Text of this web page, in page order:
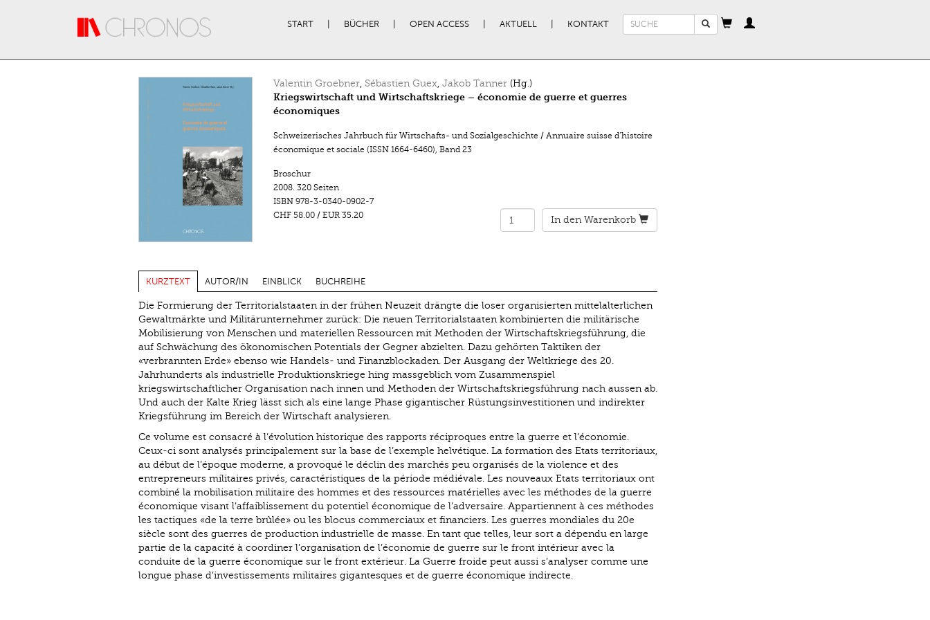
START BÜCHER OPEN ACCESS AKTUELL KONTAKT
Suchformular
Valentin Groebner, Sébastien Guex, Jakob Tanner(Hg.)
Kriegswirtschaft und Wirtschaftskriege – économie de guerre et guerres
économiques
Schweizerisches Jahrbuch für Wirtschafts- und Sozialgeschichte / Annuaire suisse d’histoire
économique et sociale (ISSN 1664-6460), Band 23
Broschur
2008. 320 Seiten
ISBN 978-3-0340-0902-7
CHF 58.00/ EUR 35.20 In den Warenkorb
KURZTEXT AUTOR/IN EINBLICK BUCHREIHE
Die Formierung der Territorialstaaten in der frühen Neuzeit drängte die loser organisierten mittelalterlichen
Gewaltmärkte und Militärunternehmer zurück: Die neuen Territorialstaaten kombinierten die militärische
Mobilisierung von Menschen und materiellen Ressourcen mit Methoden der Wirtschaftskriegsführung, die
auf Schwächung des ökonomischen Potentials der Gegner abzielten. Dazu gehörten Taktiken der
«verbrannten Erde» ebenso wie Handels- und Finanzblockaden. Der Ausgang der Weltkriege des 20.
Jahrhunderts als industrielle Produktionskriege hing massgeblich vom Zusammenspiel
kriegswirtschaftlicher Organisation nach innen und Methoden der Wirtschaftskriegsführung nach aussen ab.
Und auch der Kalte Krieg lässt sich als eine lange Phase gigantischer Rüstungsinvestitionen und indirekter
Kriegsführung im Bereich der Wirtschaft analysieren.
Ce volume est consacré à l’évolution historique des rapports réciproques entre la guerre et l’économie.
Ceux-ci sont analysés principalement sur la base de l’exemple helvétique. La formation des Etats territoriaux,
au début de l’époque moderne, a provoqué le déclin des marchés peu organisés de la violence et des
entrepreneurs militaires privés, caractéristiques de la période médiévale. Les nouveaux Etats territoriaux ont
combiné la mobilisation militaire des hommes et des ressources matérielles avec les méthodes de la guerre
économique visant l’affaiblissement du potentiel économique de l’adversaire. Appartiennent à ces méthodes
les tactiques «de la terre brûlée» ou les blocus commerciaux et financiers. Les guerres mondiales du 20e
siècle sont des guerres de production industrielle de masse. En tant que telles, leur sort a dépendu en large
partie de la capacité à coordiner l’organisation de l’économie de guerre sur le front intérieur avec la
conduite de la guerre économique sur le front extérieur. La Guerre froide peut aussi s’analyser comme une
longue phase d’investissements militaires gigantesques et de guerre économique indirecte.